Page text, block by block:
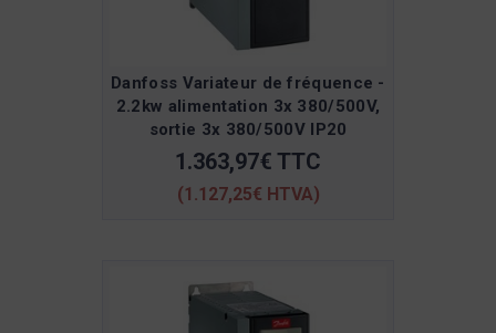
Danfoss Variateur de fréquence -
2.2kw alimentation 3x 380/500V,
sortie 3x 380/500V IP20
1.363,97€ TTC
(1.127,25€ HTVA)